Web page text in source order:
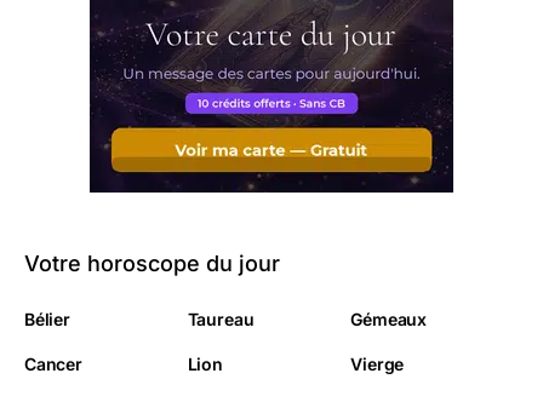
Votre horoscope du jour
Bélier Taureau Gémeaux
Cancer Lion Vierge